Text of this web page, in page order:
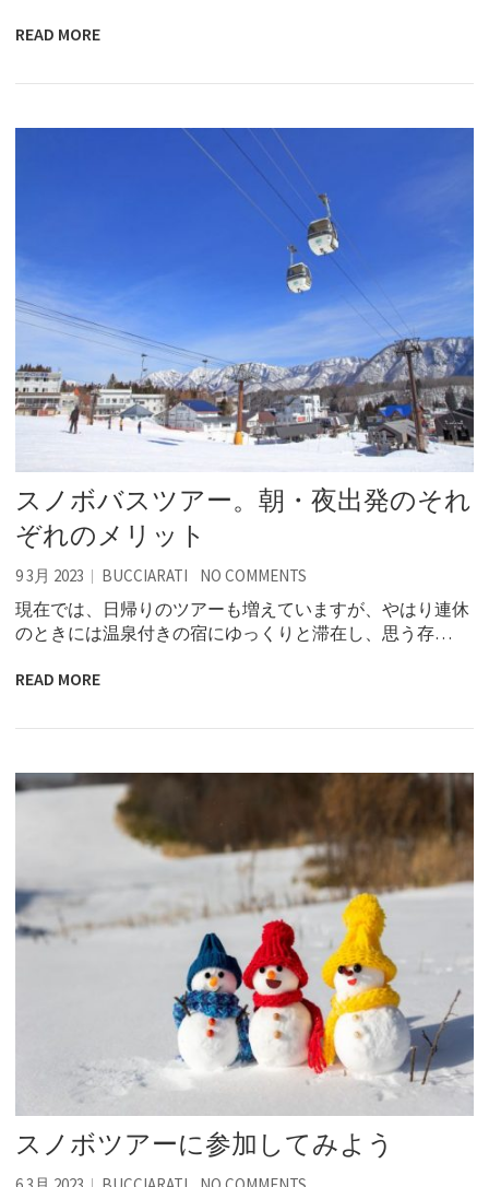
READ MORE
スノボバスツアー。朝・夜出発のそれ
ぞれのメリット
9 3月 2023 BUCCIARATI NO COMMENTS
現在では、日帰りのツアーも増えていますが、やはり連休
のときには温泉付きの宿にゆっくりと滞在し、思う存…
READ MORE
スノボツアーに参加してみよう